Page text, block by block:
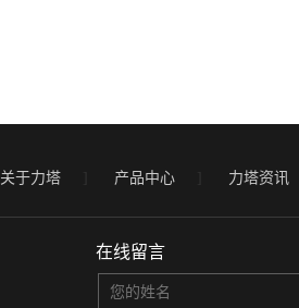
关于力塔 产品中心 力塔资讯
在线留言